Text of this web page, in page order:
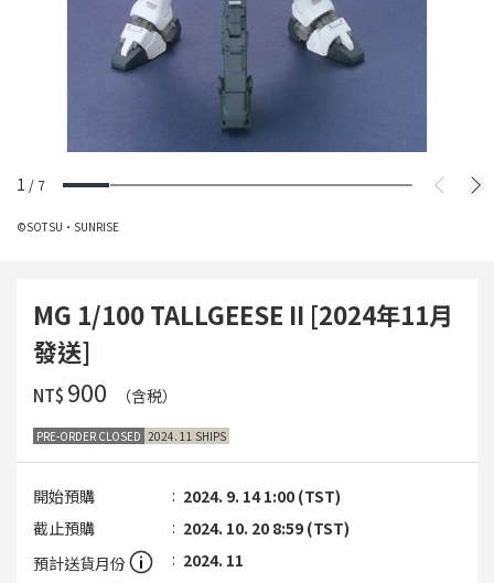
1 / 7
©SOTSU・SUNRISE
MG 1/100 TALLGEESE II [2024年11月
發送]
NT$ ‌900 （含税）
PRE-ORDER CLOSED 2024. 11 SHIPS
開始預購
2024. 9. 14 1:00 (TST)
截止預購
2024. 10. 20 8:59 (TST)
預計送貨月份
2024. 11